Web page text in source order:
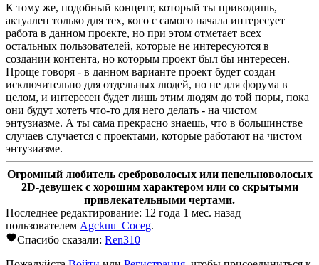
К тому же, подобный концепт, который ты приводишь,
актуален только для тех, кого с самого начала интересует
работа в данном проекте, но при этом отметает всех
остальных пользователей, которые не интересуются в
создании контента, но которым проект был бы интересен.
Проще говоря - в данном варианте проект будет создан
исключительно для отдельных людей, но не для форума в
целом, и интересен будет лишь этим людям до той поры, пока
они будут хотеть что-то для него делать - на чистом
энтузиазме. А ты сама прекрасно знаешь, что в большинстве
случаев случается с проектами, которые работают на чистом
энтузиазме.
Огромный любитель среброволосых или пепельноволосых
2D-девушек с хорошим характером или со скрытыми
привлекательными чертами.
Последнее редактирование: 12 года 1 мес. назад
пользователем Agckuu_Coceg.
Спасибо сказали: Ren310